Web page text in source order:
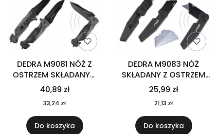
DEDRA M9081 NÓŻ Z
OSTRZEM SKŁADANYM
PRZECINAK DO PASÓW
210MM
40,89 zł
33,24 zł
Do koszyka
DEDRA M9083 NÓŻ
SKŁADANY Z OSTRZEM
TRAPEZOWYM
25,99 zł
21,13 zł
Do koszyka